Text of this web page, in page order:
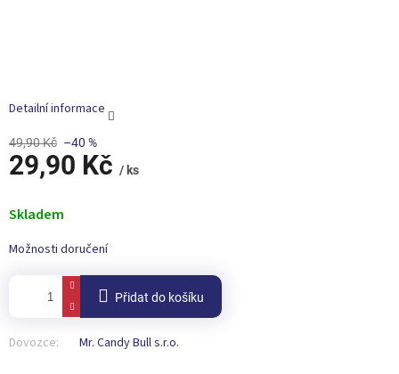
49,90 Kč –40 %
29,90 Kč / ks
cena:
Skladem
Možnosti doručení
Přidat do košíku
Dovozce: Mr. Candy Bull s.r.o.
Detailní informace